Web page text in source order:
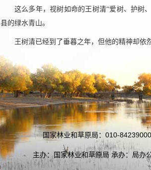
这么多年，视树如命的王树清“爱树、护树
县的绿水青山。
王树清已经到了垂暮之年，但他的精神却依
国家林业和草原局：010-
主办：国家林业和草原局 承办：局办